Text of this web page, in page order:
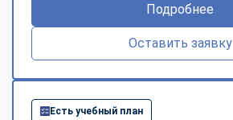
Подробнее
Оставить заявку
Есть учебный план